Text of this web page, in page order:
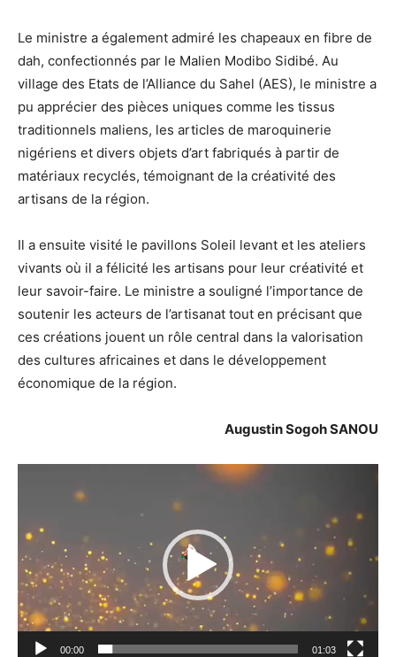
Le ministre a également admiré les chapeaux en fibre de
dah, confectionnés par le Malien Modibo Sidibé. Au
village des Etats de l’Alliance du Sahel (AES), le ministre a
pu apprécier des pièces uniques comme les tissus
traditionnels maliens, les articles de maroquinerie
nigériens et divers objets d’art fabriqués à partir de
matériaux recyclés, témoignant de la créativité des
artisans de la région.
Il a ensuite visité le pavillons Soleil levant et les ateliers
vivants où il a félicité les artisans pour leur créativité et
leur savoir-faire. Le ministre a souligné l’importance de
soutenir les acteurs de l’artisanat tout en précisant que
ces créations jouent un rôle central dans la valorisation
des cultures africaines et dans le développement
économique de la région.
Augustin Sogoh SANOU
Lecteur
00:00 01:03